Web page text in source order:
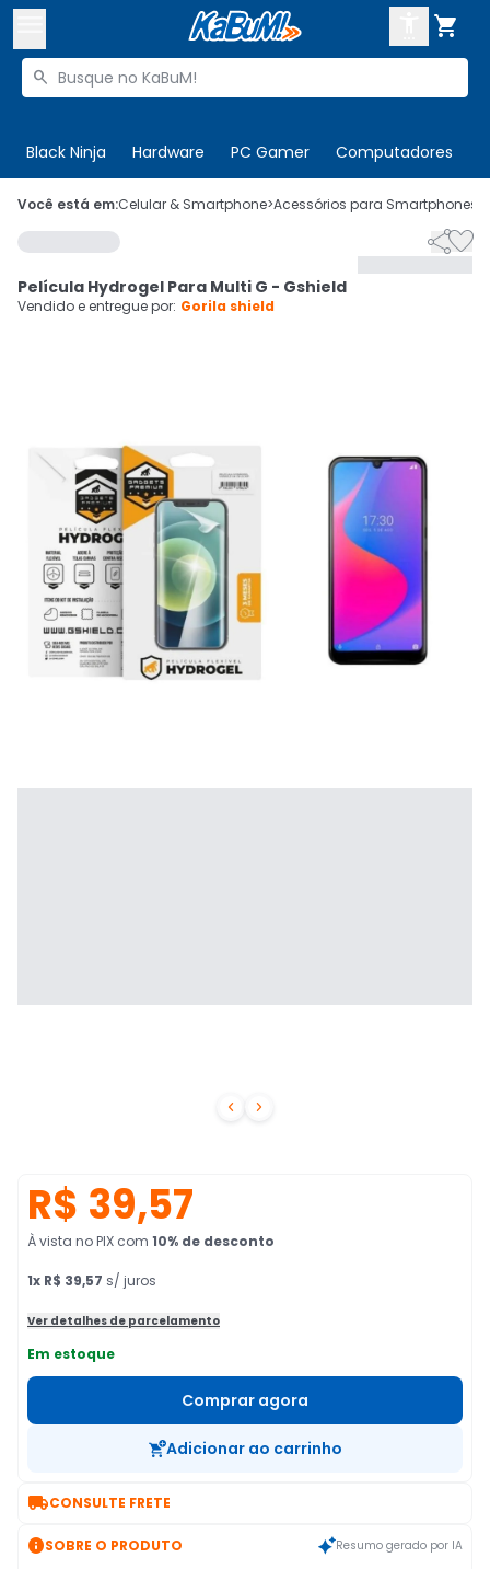

Buscar produtos

Black Ninja Hardware PC Gamer Computadores
 Olá. Acesse sua conta
 Departamentos
Cupons
CADASTRE-SE
Você está em:Celular & Smartphone>Acessórios para Smartphones
 

Película Hydrogel Para Multi G - Gshield
Vendido e entregue por: Gorila shield
R$ 39,57
À vista no PIX com 10% de desconto
1x R$ 39,57 s/ juros
Ver detalhes de parcelamento
Em estoque
Comprar agora
Adicionar ao carrinho
CONSULTE FRETE
SOBRE O PRODUTO Resumo gerado por IA